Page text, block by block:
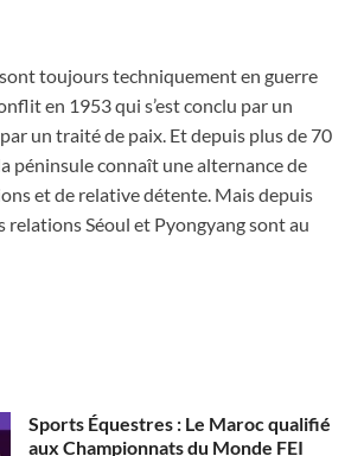
toujours techniquement en guerre
en 1953 qui s’est conclu par un
un traité de paix. Et depuis plus de 70
péninsule connaît une alternance de
et de relative détente. Mais depuis
relations Séoul et Pyongyang sont au
Sports Équestres : Le Maroc qualifié
aux Championnats du Monde FEI